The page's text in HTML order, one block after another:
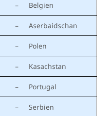
– Belgien
– Aserbaidschan
– Polen
– Kasachstan
– Portugal
– Serbien